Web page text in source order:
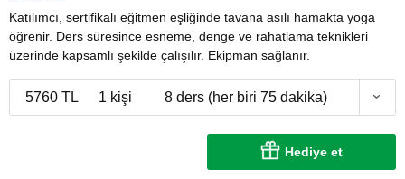
Katılımcı, sertifikalı eğitmen eşliğinde tavana asılı hamakta yoga
öğrenir. Ders süresince esneme, denge ve rahatlama teknikleri
üzerinde kapsamlı şekilde çalışılır. Ekipman sağlanır.
5760 TL 1 kişi 8 ders (her biri 75 dakika)
Hediye et